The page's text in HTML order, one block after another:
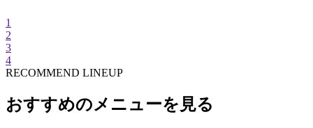
1
2
3
4
RECOMMEND LINEUP
おすすめのメニューを見る